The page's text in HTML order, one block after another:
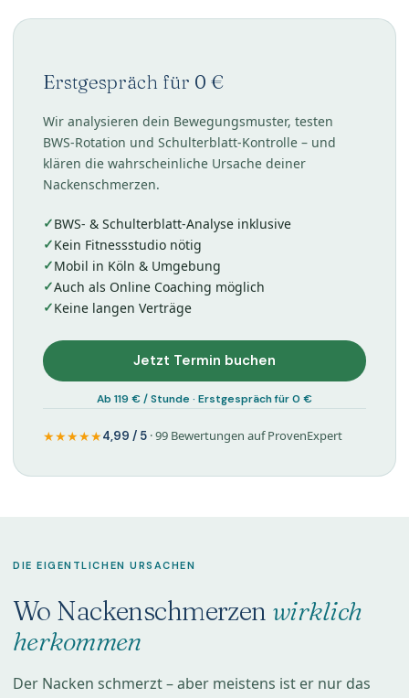
Erstgespräch für 0 €
Wir analysieren dein Bewegungsmuster, testen
BWS-Rotation und Schulterblatt-Kontrolle – und
klären die wahrscheinliche Ursache deiner
Nackenschmerzen.
BWS- & Schulterblatt-Analyse inklusive
Kein Fitnessstudio nötig
Mobil in Köln & Umgebung
Auch als Online Coaching möglich
Keine langen Verträge
Jetzt Termin buchen
Ab 119 € / Stunde · Erstgespräch für 0 €
★★★★★4,99 / 5 · 99 Bewertungen auf ProvenExpert
DIE EIGENTLICHEN URSACHEN
Wo Nackenschmerzen wirklich
herkommen
Der Nacken schmerzt – aber meistens ist er nur das